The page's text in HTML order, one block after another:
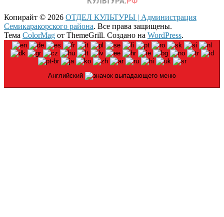
Копирайт © 2026 ОТДЕЛ КУЛЬТУРЫ | Администрация
Семикаракорского района. Все права защищены.
Тема ColorMag от ThemeGrill. Создано на WordPress.
Английский